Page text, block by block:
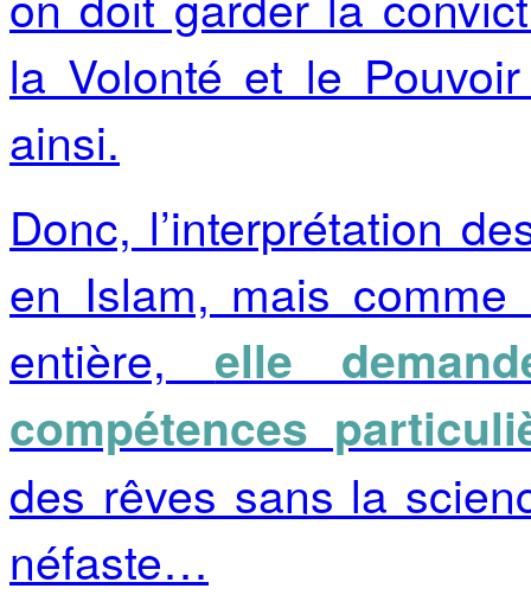
la Volonté et le
ainsi.
Donc, l’interprétation
en Islam, mais comme
entière, elle
compétences
des rêves sans la
néfaste…